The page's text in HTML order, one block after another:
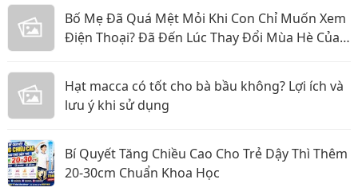
Bố Mẹ Đã Quá Mệt Mỏi Khi Con Chỉ Muốn Xem
Điện Thoại? Đã Đến Lúc Thay Đổi Mùa Hè Của
Hạt macca có tốt cho bà bầu không? Lợi ích và
lưu ý khi sử dụng
Bí Quyết Tăng Chiều Cao Cho Trẻ Dậy Thì Thêm
20-30cm Chuẩn Khoa Học